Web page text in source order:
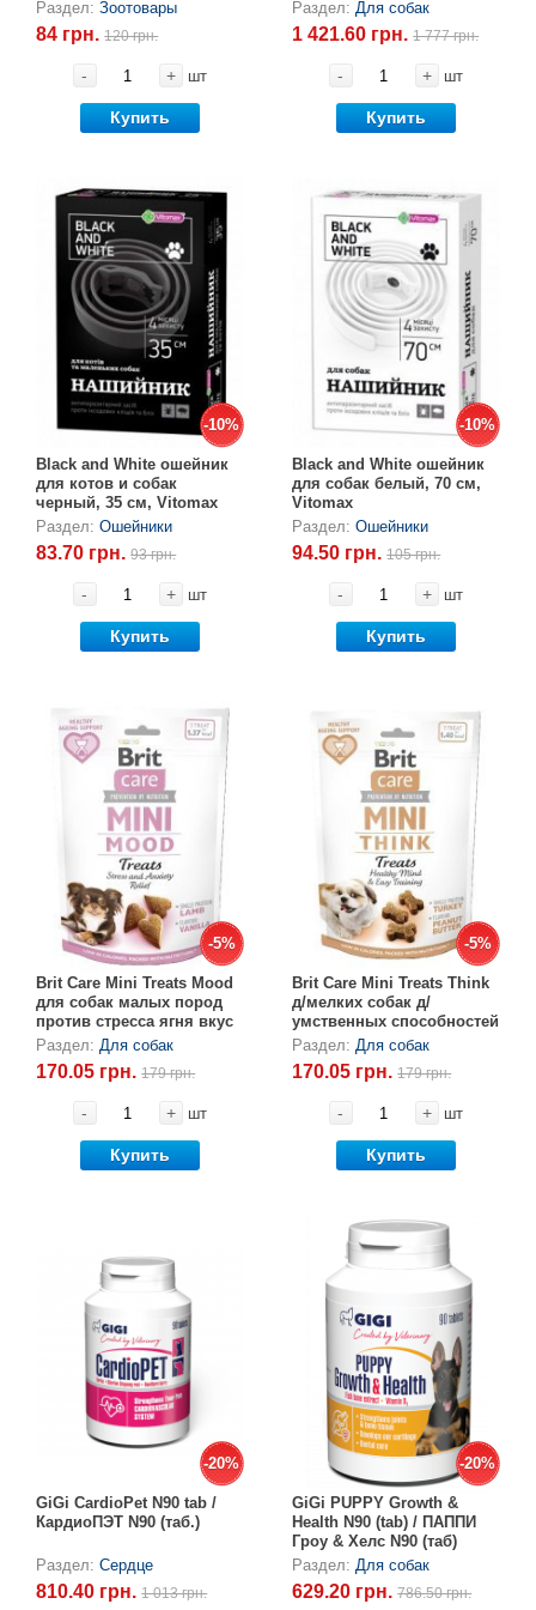
Раздел:Зоотовары
84 грн.120 грн.
- + шт
Купить
Раздел:Для собак
1 421.60 грн.1 777 грн.
- + шт
Купить
-10%
-10%
Black and White ошейник
для котов и собак
черный, 35 см, Vitomax
Раздел:Ошейники
83.70 грн.93 грн.
- + шт
Купить
-10%
-10%
Black and White ошейник
для собак белый, 70 см,
Vitomax
Раздел:Ошейники
94.50 грн.105 грн.
- + шт
Купить
-5%
-5%
Brit Care Mini Treats Mood
для собак малых пород
против стресса ягня вкус
ваниль, 50 г
Раздел:Для собак
170.05 грн.179 грн.
- + шт
Купить
-5%
-5%
Brit Care Mini Treats Think
д/мелких собак д/
умственных способностей
индейка вкус
арахис.масло, 50 г
Раздел:Для собак
170.05 грн.179 грн.
- + шт
Купить
-20%
-20%
GiGi CardioPet N90 tab /
КардиоПЭТ N90 (таб.)
Раздел:Сердце
810.40 грн.1 013 грн.
-20%
-20%
GiGi PUPPY Growth &
Health N90 (tab) / ПАППИ
Гроу & Хелс N90 (таб)
Раздел: Для собак
629.20 грн.786.50 грн.
Товары для голубей
Товары для грызунов
Товары для лошадей
Товары для людей
Хозряд - хозтовары оптом
Популярные зоотовары
Архив / Снято с производства